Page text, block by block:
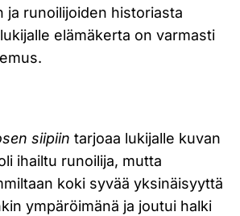
ja runoilijoiden historiasta
elämäkerta on varmasti
siipiin tarjoaa lukijalle kuvan
ihailtu runoilija, mutta
koki syvää yksinäisyyttä
ympäröimänä ja joutui halki